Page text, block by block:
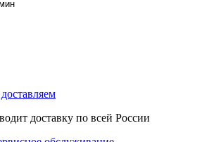
доставку по всей России